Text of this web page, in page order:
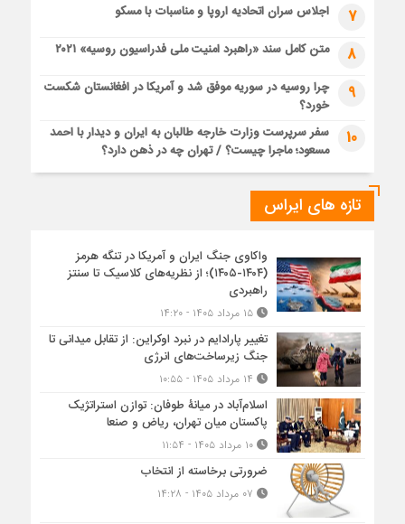
7 اجلاس سران اتحادیه اروپا و مناسبات با مسکو
8 متن کامل سند «راهبرد امنیت ملی فدراسیون روسیه» ۲۰۲۱
9
چرا روسیه در سوریه موفق شد و آمریکا در افغانستان شکست
خورد؟
10
سفر سرپرست وزارت خارجه طالبان به ایران و دیدار با احمد
مسعود؛ ماجرا چیست؟ / تهران چه در ذهن دارد؟
تازه های ایراس
واکاوی جنگ ایران و آمریکا در تنگه هرمز
(۱۴۰۴-۱۴۰۵)؛ از نظریه‌های کلاسیک تا سنتز
راهبردی
۱۵ مرداد ۱۴۰۵ - ۱۴:۲۰
تغییر پارادایم در نبرد اوکراین: از تقابل میدانی تا
جنگ زیرساخت‌های انرژی
اسلام‌آباد در میانۀ طوفان: توازن استراتژیک
پاکستان میان تهران، ریاض و صنعا
۱۰ مرداد ۱۴۰۵ - ۱۱:۵۴
ضرورتی برخاسته از انتخاب